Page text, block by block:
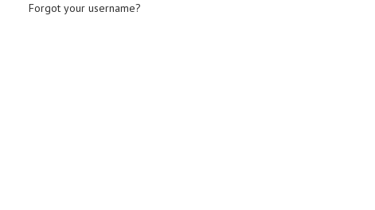
Forgot your username?